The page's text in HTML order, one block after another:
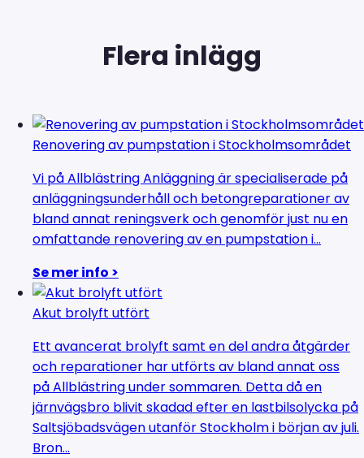
Flera inlägg
Renovering av pumpstation i Stockholmsområdet
Vi på Allblästring Anläggning är specialiserade på
anläggningsunderhåll och betongreparationer av
bland annat reningsverk och genomför just nu en
omfattande renovering av en pumpstation i...
Se mer info >
Akut brolyft utfört
Ett avancerat brolyft samt en del andra åtgärder
och reparationer har utförts av bland annat oss
på Allblästring under sommaren. Detta då en
järnvägsbro blivit skadad efter en lastbilsolycka på
Saltsjöbadsvägen utanför Stockholm i början av juli.
Bron...